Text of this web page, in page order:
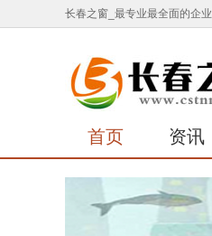
长春之窗_最专业最全面的企
首页 资讯